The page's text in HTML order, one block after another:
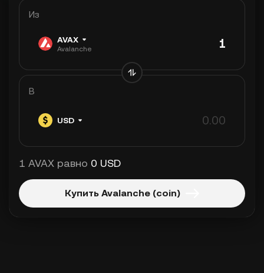
Из
AVAX
Avalanche
В
USD
1 AVAX равно 0 USD
Купить Avalanche (coin)